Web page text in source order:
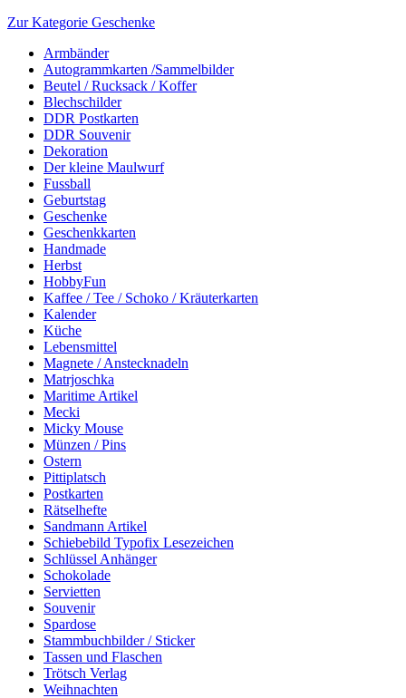
Zur Kategorie Geschenke
Armbänder
Autogrammkarten /Sammelbilder
Beutel / Rucksack / Koffer
Blechschilder
DDR Postkarten
DDR Souvenir
Dekoration
Der kleine Maulwurf
Fussball
Geburtstag
Geschenke
Geschenkkarten
Handmade
Herbst
HobbyFun
Kaffee / Tee / Schoko / Kräuterkarten
Kalender
Küche
Lebensmittel
Magnete / Anstecknadeln
Matrjoschka
Maritime Artikel
Mecki
Micky Mouse
Münzen / Pins
Ostern
Pittiplatsch
Postkarten
Rätselhefte
Sandmann Artikel
Schiebebild Typofix Lesezeichen
Schlüssel Anhänger
Schokolade
Servietten
Souvenir
Spardose
Stammbuchbilder / Sticker
Tassen und Flaschen
Trötsch Verlag
Weihnachten